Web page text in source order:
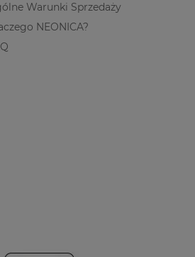
Warunki Sprzedaży
NEONICA?